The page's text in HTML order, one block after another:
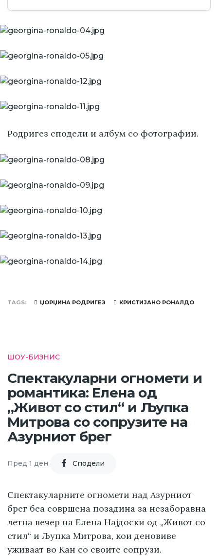
Родригез сподели и албум со фотографии.
TAGS ЏОРЏИНА РОДРИГЕЗ КРИСТИЈАНО РОНАЛДО
ШОУ-БИЗНИС
Спектакуларни огномети и
романтика: Елена од
„Живот со стил“ и Љупка
Митрова со сопрузите на
Азурниот брег
Пред 1 ден Cподели
Спектакуларните огномети над Азурниот
брег беа совршена позадина за незаборавна
летна вечер на Елена Најдоски од „Живот со
стил“ и Љупка Митрова, кои деновиве
уживаат во Кан со своите сопрузи.